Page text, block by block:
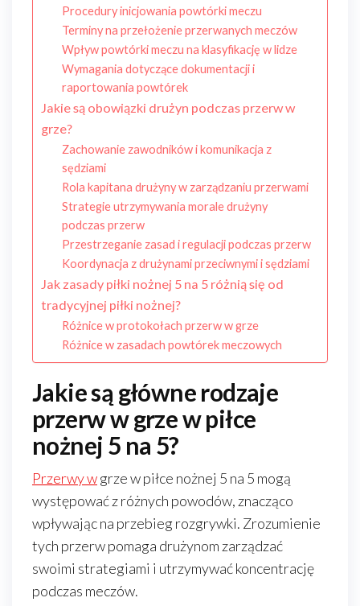
Procedury inicjowania powtórki meczu
Terminy na przełożenie przerwanych meczów
Wpływ powtórki meczu na klasyfikację w lidze
Wymagania dotyczące dokumentacji i
raportowania powtórek
Jakie są obowiązki drużyn podczas przerw w
grze?
Zachowanie zawodników i komunikacja z
sędziami
Rola kapitana drużyny w zarządzaniu przerwami
Strategie utrzymywania morale drużyny
podczas przerw
Przestrzeganie zasad i regulacji podczas przerw
Koordynacja z drużynami przeciwnymi i sędziami
Jak zasady piłki nożnej 5 na 5 różnią się od
tradycyjnej piłki nożnej?
Różnice w protokołach przerw w grze
Różnice w zasadach powtórek meczowych
Jakie są główne rodzaje
przerw w grze w piłce
nożnej 5 na 5?
Przerwy wgrze w piłce nożnej 5 na 5 mogą
występować z różnych powodów, znacząco
wpływając na przebieg rozgrywki. Zrozumienie
tych przerw pomaga drużynom zarządzać
swoimi strategiami i utrzymywać koncentrację
podczas meczów.